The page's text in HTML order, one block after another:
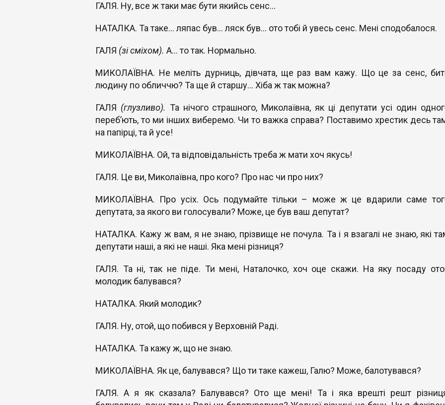
ГАЛЯ. Ну, все ж таки має бути якийсь сенс...
НАТАЛКА. Та таке... ляпас був... ляск був... ото тобі й увесь сенс. Мені сподобалося.
ГАЛЯ (зі сміхом). А... то так. Нормально.
МИКОЛАЇВНА. Не меліть дурниць, дівчата, ще раз вам кажу. Що це за сенс,
людину по обличчю? Та ще й старшу... Хіба ж так можна?
ГАЛЯ (глузливо). Та нічого страшного, Миколаївна, як ці депутати усі один
переб’ють, то ми інших виберемо. Чи то важка справа? Поставимо хрестик десь
на папірці, та й усе!
МИКОЛАЇВНА. Ой, та відповідальність треба ж мати хоч якусь!
ГАЛЯ. Це ви, Миколаївна, про кого? Про нас чи про них?
МИКОЛАЇВНА. Про усіх. Ось подумайте тільки – може ж це вдарили саме
депутата, за якого ви голосували? Може, це був ваш депутат?
НАТАЛКА. Кажу ж вам, я не знаю, прізвище не почула. Та і я взагалі не знаю, які
депутати наші, а які не наші. Яка мені різниця?
ГАЛЯ. Та ні, так не піде. Ти мені, Наталочко, хоч оце скажи. На яку посаду
молодик балувався?
НАТАЛКА. Який молодик?
ГАЛЯ. Ну, отой, що побився у Верховній Раді.
НАТАЛКА. Та кажу ж, що не знаю.
МИКОЛАЇВНА. Як це, балувався? Що ти таке кажеш, Галю? Може, балотувався?
ГАЛЯ. А я як сказала? Балувався? Ото ще мені! Та і яка врешті решт